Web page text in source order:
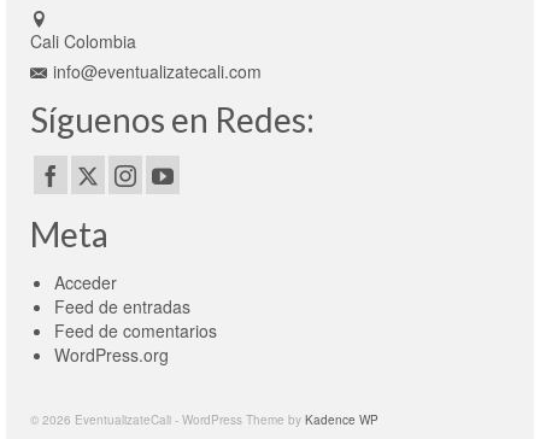
Cali Colombia
info@eventualizatecali.com
Síguenos en Redes:
Meta
Acceder
Feed de entradas
Feed de comentarios
WordPress.org
© 2026 EventualizateCali - WordPress Theme by Kadence WP